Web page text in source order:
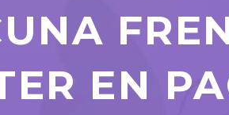
EN